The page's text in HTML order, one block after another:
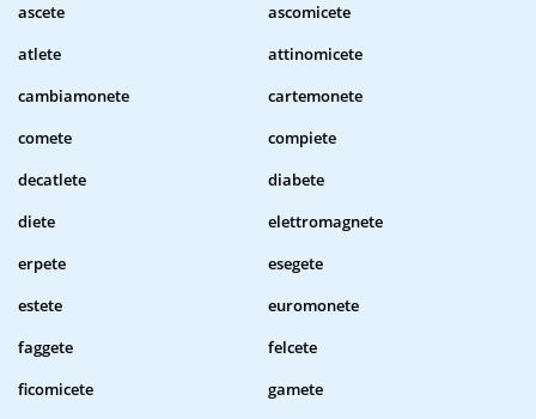
ascete
ascomicete
atlete
attinomicete
cambiamonete
cartemonete
comete
compiete
decatlete
diabete
diete
elettromagnete
erpete
esegete
estete
euromonete
faggete
felcete
ficomicete
gamete